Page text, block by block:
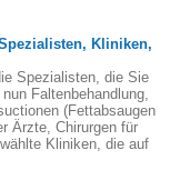
Kliniken,
Spezialisten, die Sie
Faltenbehandlung,
(Fettabsaugen
Ärzte, Chirurgen für
Kliniken, die auf